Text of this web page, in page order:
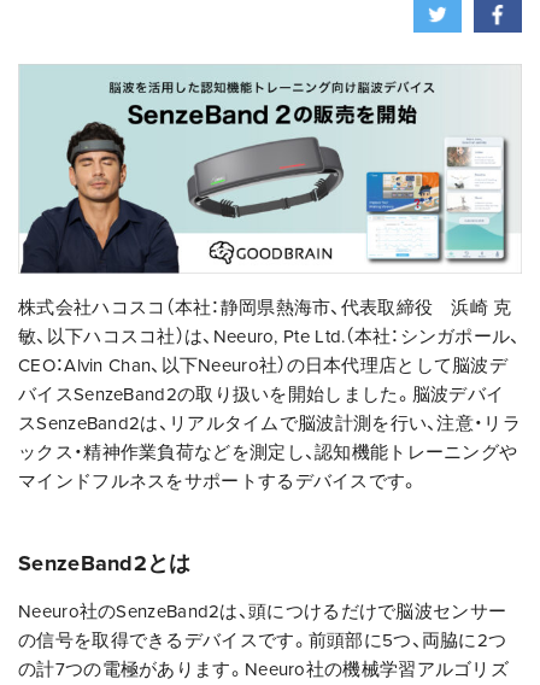
株式会社ハコスコ（本社：静岡県熱海市、代表取締役 浜崎 克
敏、以下ハコスコ社）は、Neeuro, Pte Ltd.（本社：シンガポール、
CEO：Alvin Chan、以下Neeuro社）の日本代理店として脳波デ
バイスSenzeBand2の取り扱いを開始しました。脳波デバイ
スSenzeBand2は、リアルタイムで脳波計測を行い、注意・リラ
ックス・精神作業負荷などを測定し、認知機能トレーニングや
マインドフルネスをサポートするデバイスです。
SenzeBand2とは
Neeuro社のSenzeBand2は、頭につけるだけで脳波センサー
の信号を取得できるデバイスです。前頭部に5つ、両脇に2つ
の計7つの電極があります。Neeuro社の機械学習アルゴリズ